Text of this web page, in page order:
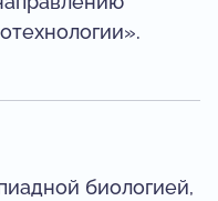
биологией,